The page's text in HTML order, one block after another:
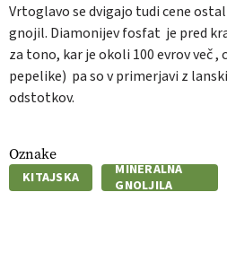
Vrtoglavo se dvigajo tudi cene
gnojil. Diamonijev fosfat je pred
za tono, kar je okoli 100 evrov več
pepelike) pa so v primerjavi z
odstotkov.
Oznake
KITAJSKA
MINERALNA
GNOLJILA